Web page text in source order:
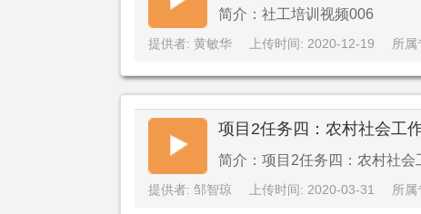
简介：社工培训视频006
提供者: 黄敏华 上传时间: 2020-12-19 所属
项目2任务四：农村社会工
简介：项目2任务四：农村社会
提供者: 邹智琼 上传时间: 2020-03-31 所属